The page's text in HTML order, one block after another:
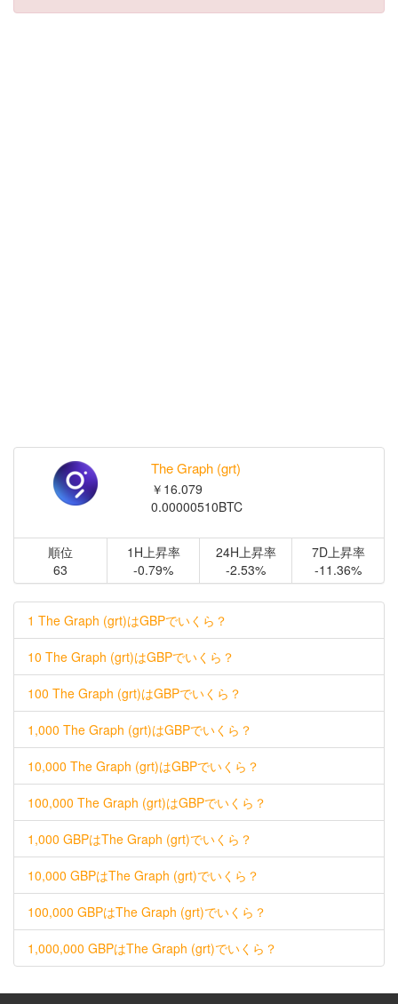
The Graph (grt)
￥16.079
0.00000510BTC
順位
63
1H上昇率
-0.79%
24H上昇率
-2.53%
7D上昇率
-11.36%
1 The Graph (grt)はGBPでいくら？
10 The Graph (grt)はGBPでいくら？
100 The Graph (grt)はGBPでいくら？
1,000 The Graph (grt)はGBPでいくら？
10,000 The Graph (grt)はGBPでいくら？
100,000 The Graph (grt)はGBPでいくら？
1,000 GBPはThe Graph (grt)でいくら？
10,000 GBPはThe Graph (grt)でいくら？
100,000 GBPはThe Graph (grt)でいくら？
1,000,000 GBPはThe Graph (grt)でいくら？